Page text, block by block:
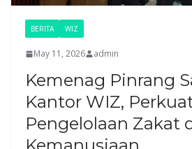
BERITA WIZ
May 11, 2026 admin
Kemenag Pinrang
Kantor WIZ,
Pengelolaan Zakat